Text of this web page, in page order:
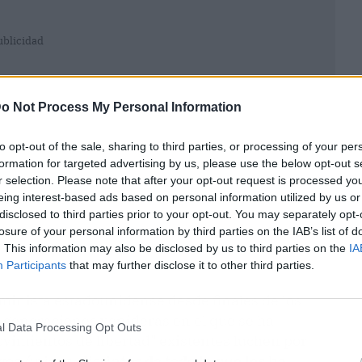
Not Process My Personal Information
opt-out of the sale, sharing to third parties, or processing of your
for targeted advertising by us, please use the below opt-out
selection. Please note that after your opt-out request is processed
interest-based ads based on personal information utilized by us
to third parties prior to your opt-out. You may separately
of your personal information by third parties on the IAB’s list of
This information may also be disclosed by us to third parties on the
Participants that may further disclose it to other third parties.
Data Processing Opt Outs
estadounidense desde finales de los
venideras en el que se ha
de libertad" existentes luchen por